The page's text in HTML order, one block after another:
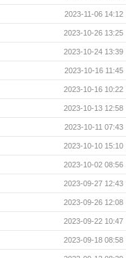
2023-11-06 14:12
2023-10-26 13:25
2023-10-24 13:39
2023-10-16 11:45
2023-10-16 10:22
2023-10-13 12:58
2023-10-11 07:43
2023-10-10 15:10
2023-10-02 08:56
2023-09-27 12:43
2023-09-26 12:08
2023-09-22 10:47
2023-09-18 08:58